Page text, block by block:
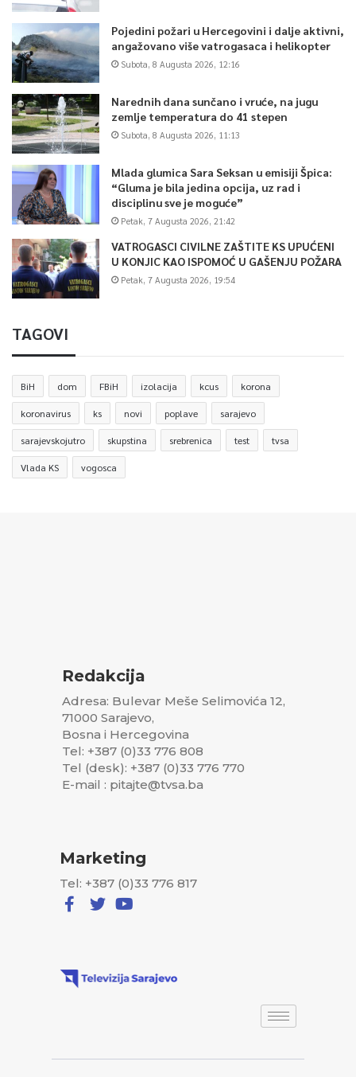
Pojedini požari u Hercegovini i dalje aktivni,
angažovano više vatrogasaca i helikopter
Subota, 8 Augusta 2026, 12:16
Narednih dana sunčano i vruće, na jugu
zemlje temperatura do 41 stepen
Subota, 8 Augusta 2026, 11:13
Mlada glumica Sara Seksan u emisiji Špica:
“Gluma je bila jedina opcija, uz rad i
disciplinu sve je moguće”
Petak, 7 Augusta 2026, 21:42
VATROGASCI CIVILNE ZAŠTITE KS UPUĆENI
U KONJIC KAO ISPOMOĆ U GAŠENJU POŽARA
Petak, 7 Augusta 2026, 19:54
TAGOVI
BiH dom FBiH izolacija kcus korona
koronavirus ks novi poplave sarajevo
sarajevskojutro skupstina srebrenica test tvsa
Vlada KS vogosca
Redakcija
Adresa: Bulevar Meše Selimovića 12,
71000 Sarajevo,
Bosna i Hercegovina
Tel: +387 (0)33 776 808
Tel (desk): +387 (0)33 776 770
E-mail : pitajte@tvsa.ba
Marketing
Tel: +387 (0)33 776 817